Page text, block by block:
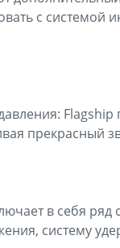
с системой
Flagship
прекрасный
в себя
систему